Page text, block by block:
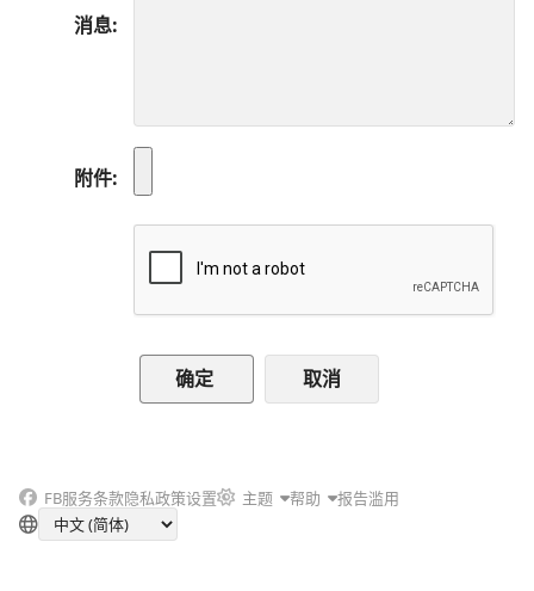
消息
附件
取消
FB服务条款隐私政策设置 主题 帮助 报告滥用